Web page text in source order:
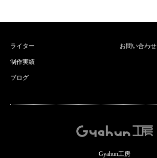
ライター
制作実績
ブログ
お問い合わせ
Gyahun工房